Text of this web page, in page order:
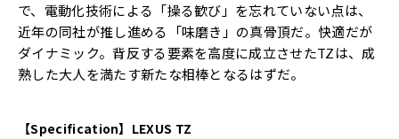
で、電動化技術による「操る歓び」を忘れていない点は、
近年の同社が推し進める「味磨き」の真骨頂だ。快適だが
ダイナミック。背反する要素を高度に成立させたTZは、成
熟した大人を満たす新たな相棒となるはずだ。
【Specification】LEXUS TZ